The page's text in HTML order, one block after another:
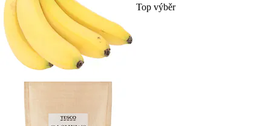
Top výběr